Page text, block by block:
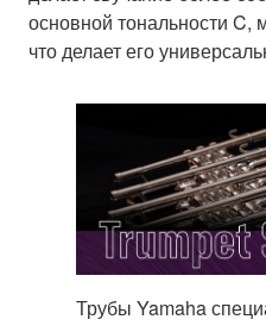
основной тональности C,
что делает его
Трубы Yamaha